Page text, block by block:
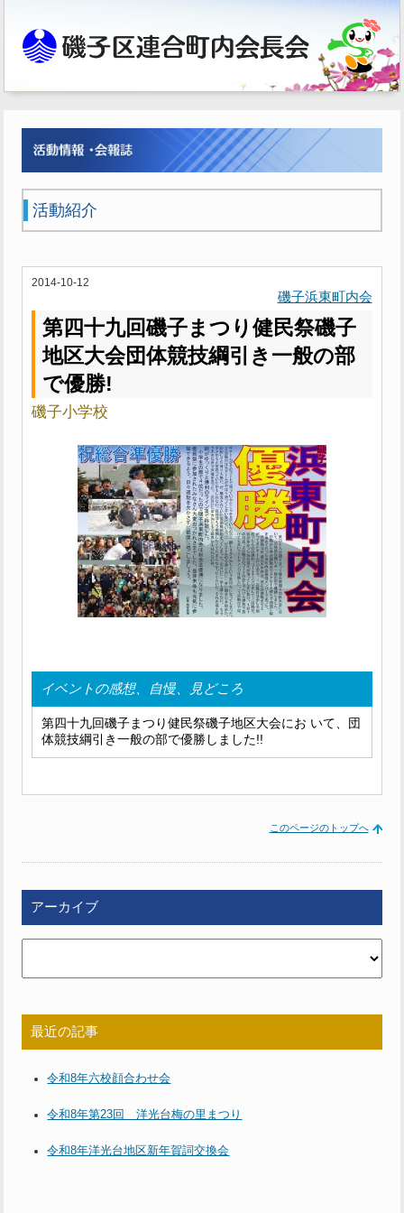
活動紹介
2014-10-12
磯子浜東町内会
第四十九回磯子まつり健民祭磯子
地区大会団体競技綱引き一般の部
で優勝!
磯子小学校
イベントの感想、自慢、見どころ
第四十九回磯子まつり健民祭磯子地区大会にお いて、団
体競技綱引き一般の部で優勝しました!!
このページのトップへ
アーカイブ
最近の記事
令和8年六校顔合わせ会
令和8年第23回 洋光台梅の里まつり
令和8年洋光台地区新年賀詞交換会